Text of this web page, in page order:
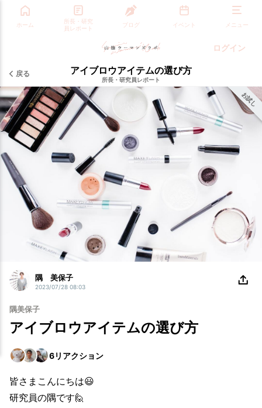
ホーム
所長・研究
員レポート
ブログ イベント メニュー
ログイン
戻る アイブロウアイテムの選び方
所長・研究員レポート
お試し
隅 美保子
2023/07/28 08:03
隅美保子
アイブロウアイテムの選び方
6リアクション
皆さまこんにちは😃
研究員の隅です🙋